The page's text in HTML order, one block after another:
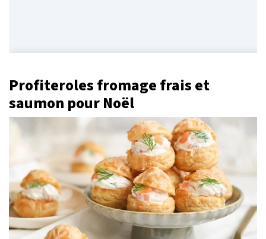
Profiteroles fromage frais et
saumon pour Noël